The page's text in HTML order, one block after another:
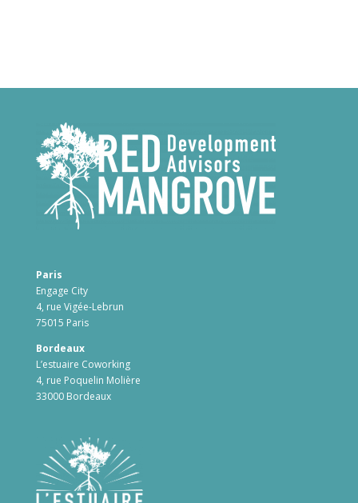
Paris
Engage City
4, rue Vigée-Lebrun
75015 Paris
Bordeaux
L’estuaire Coworking
4, rue Poquelin Molière
33000 Bordeaux